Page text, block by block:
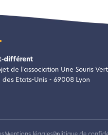
différent
de l'association Une Souris
des Etats-Unis - 69008 Lyon